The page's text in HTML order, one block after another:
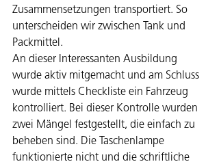
Zusammensetzungen transportiert. So
unterscheiden wir zwischen Tank und
Packmittel.
An dieser Interessanten Ausbildung
wurde aktiv mitgemacht und am Schluss
wurde mittels Checkliste ein Fahrzeug
kontrolliert. Bei dieser Kontrolle wurden
zwei Mängel festgestellt, die einfach zu
beheben sind. Die Taschenlampe
funktionierte nicht und die schriftliche